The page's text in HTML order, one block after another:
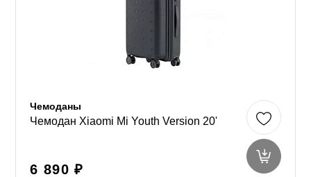
Чемоданы
Чемодан Xiaomi Mi Youth Version 20'
6 890 ₽